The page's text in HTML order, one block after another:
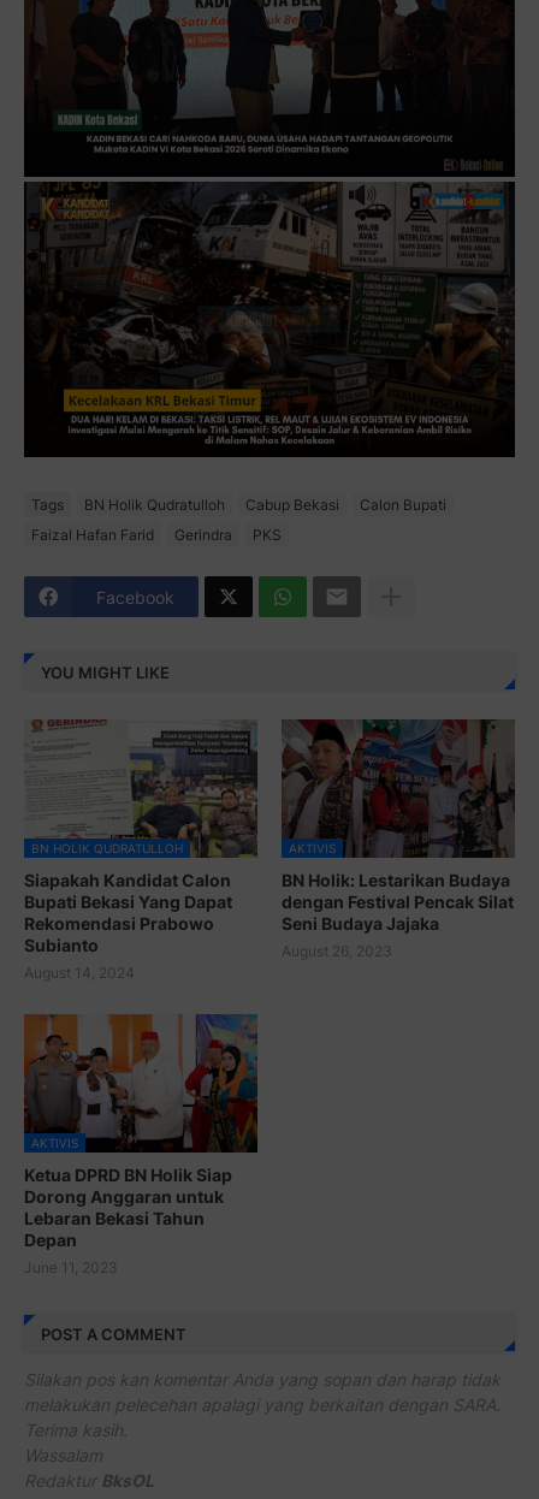
Tags BN Holik Qudratulloh Cabup Bekasi
Calon Bupati
Faizal Hafan Farid
Gerindra PKS
Facebook
YOU MIGHT LIKE
BN HOLIK QUDRATULLOH
Siapakah Kandidat Calon
Bupati Bekasi Yang Dapat
Rekomendasi Prabowo
Subianto
August 14, 2024
AKTIVIS
BN Holik: Lestarikan Budaya
dengan Festival Pencak Silat
Seni Budaya Jajaka
August 26, 2023
AKTIVIS
Ketua DPRD BN Holik Siap
Dorong Anggaran untuk
Lebaran Bekasi Tahun
Depan
June 11, 2023
POST A COMMENT
Silakan pos kan komentar Anda yang sopan dan harap tidak
melakukan pelecehan apalagi yang berkaitan dengan SARA.
Terima kasih.
Wassalam
Redaktur BksOL